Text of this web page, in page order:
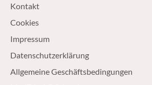
Kontakt
Cookies
Impressum
Datenschutzerklärung
Allgemeine Geschäftsbedingungen